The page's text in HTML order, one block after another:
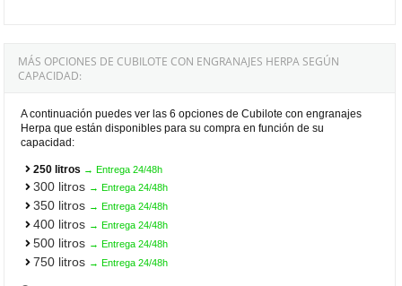
MÁS OPCIONES DE CUBILOTE CON ENGRANAJES HERPA SEGÚN
CAPACIDAD:
A continuación puedes ver las 6 opciones de Cubilote con engranajes
Herpa que están disponibles para su compra en función de su
capacidad:
250 litros → Entrega 24/48h
300 litros → Entrega 24/48h
350 litros → Entrega 24/48h
400 litros → Entrega 24/48h
500 litros → Entrega 24/48h
750 litros → Entrega 24/48h